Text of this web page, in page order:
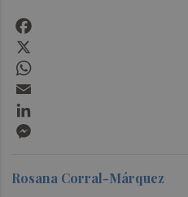
Rosana Corral-Márquez